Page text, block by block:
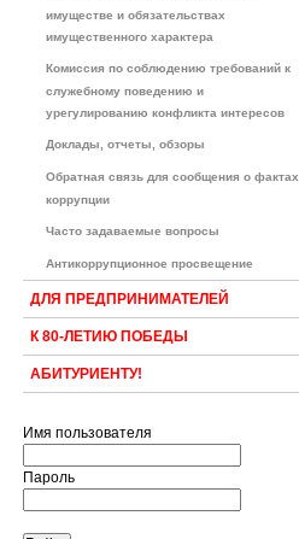
имуществе и обязательствах
имущественного характера
Комиссия по соблюдению требований к
служебному поведению и
урегулированию конфликта интересов
Доклады, отчеты, обзоры
Обратная связь для сообщения о фактах
коррупции
Часто задаваемые вопросы
Антикоррупционное просвещение
ДЛЯ ПРЕДПРИНИМАТЕЛЕЙ
К 80-ЛЕТИЮ ПОБЕДЫ
АБИТУРИЕНТУ!
Имя пользователя
Пароль